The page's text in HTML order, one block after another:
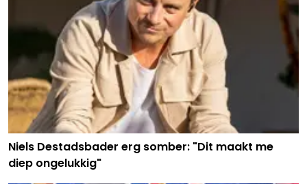
Niels Destadsbader erg somber: "Dit maakt me
diep ongelukkig"